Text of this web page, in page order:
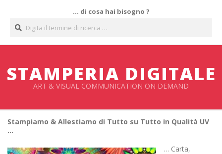
contenuto
… di cosa hai bisogno ?
STAMPERIA DIGITALE
ART & VISUAL COMMUNICATION ON DEMAND
Stampiamo & Allestiamo di Tutto su Tutto in Qualità UV
…
… Carta,